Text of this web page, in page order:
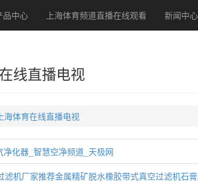
品中心 上海体育频道直播在线观看 新闻中心
线直播电视
上海体育在线直播电视
化器_智慧空净频道_天极网
机厂家推荐金属精矿脱水橡胶带式真空过滤机石